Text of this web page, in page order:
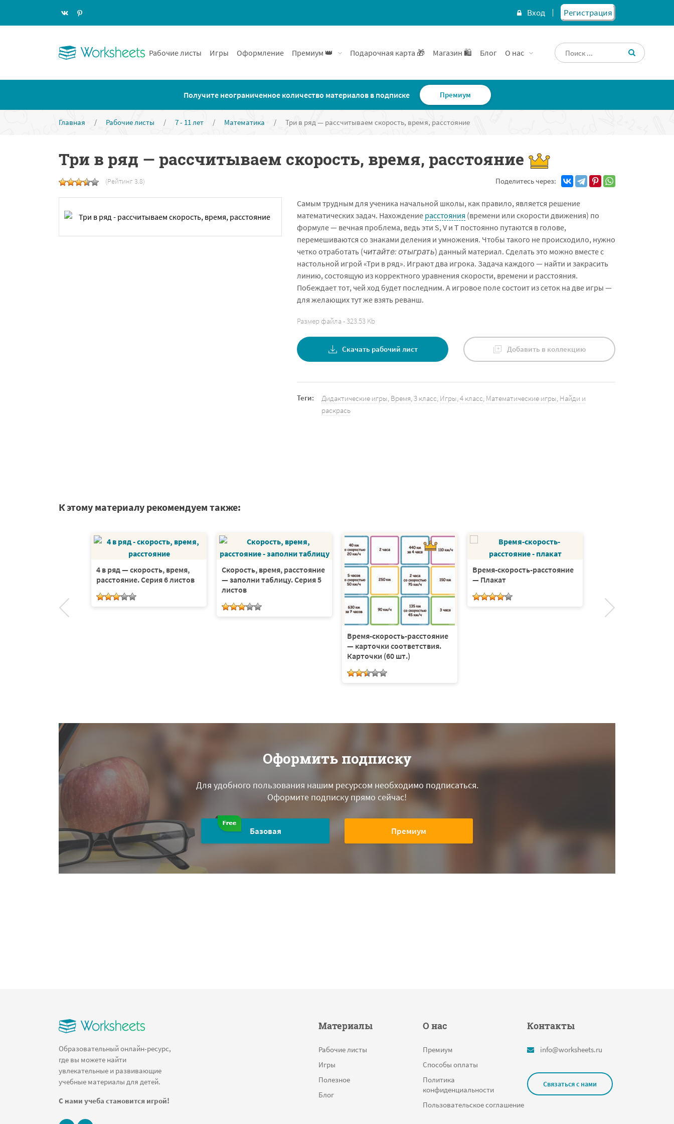
Вход Регистрация
Рабочие листы Игры Оформление Премиум 👑 Подарочная карта 🎁 Магазин 🛍️ Блог О нас
Получите неограниченное количество материалов в подписке Премиум
Главная / Рабочие листы / 7 - 11 лет / Математика / Три в ряд — рассчитываем скорость, время, расстояние
Три в ряд — рассчитываем скорость, время, расстояние
(Рейтинг 3.8) Поделитесь через:
Самым трудным для ученика начальной школы, как правило, является решение
математических задач. Нахождение расстояния (времени или скорости движения) по
формуле — вечная проблема, ведь эти S, V и T постоянно путаются в голове,
перемешиваются со знаками деления и умножения. Чтобы такого не происходило, нужно
четко отработать (читайте: отыграть) данный материал. Сделать это можно вместе с
настольной игрой «Три в ряд». Играют два игрока. Задача каждого — найти и закрасить
линию, состоящую из корректного уравнения скорости, времени и расстояния.
Побеждает тот, чей ход будет последним. А игровое поле состоит из сеток на две игры —
для желающих тут же взять реванш.
Размер файла - 323.53 Kb
Скачать рабочий лист Добавить в коллекцию
Теги: Дидактические игры Время 3 класс Игры 4 класс Математические игры Найди и
раскрась
К этому материалу рекомендуем также:
4 в ряд — скорость, время,
расстояние. Серия 6 листов
Скорость, время, расстояние
— заполни таблицу. Серия 5
листов
Время-скорость-расстояние
— карточки соответствия.
Карточки (60 шт.)
Время-скорость-расстояние
— Плакат
Оформить подписку
Для удобного пользования нашим ресурсом необходимо подписаться.
Оформите подписку прямо сейчас!
Базовая Премиум
Образовательный онлайн-ресурс,
где вы можете найти
увлекательные и развивающие
учебные материалы для детей.
С нами учеба становится игрой!
Материалы
Рабочие листы
Игры
Полезное
Блог
О нас
Премиум
Способы оплаты
Политика
конфиденциальности
Пользовательское соглашение
Контакты
info@worksheets.ru
Связаться с нами